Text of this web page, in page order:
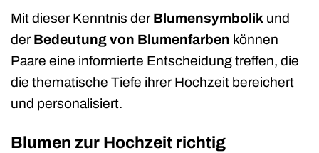
Mit dieser Kenntnis derBlumensymbolik und
derBedeutung von Blumenfarben können
Paare eine informierte Entscheidung treffen, die
die thematische Tiefe ihrer Hochzeit bereichert
und personalisiert.
Blumen zur Hochzeit richtig